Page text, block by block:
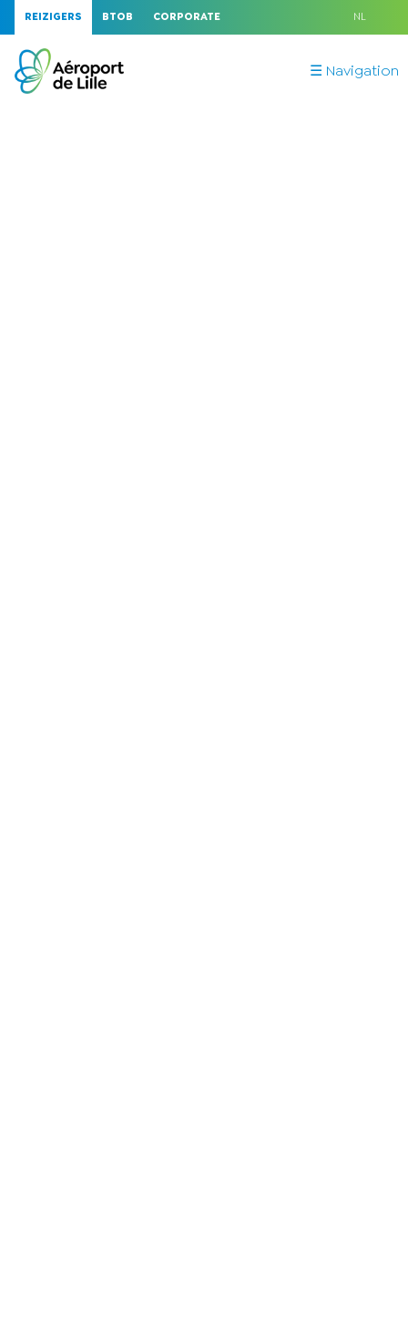
REIZIGERS BTOB CORPORATE NL
☰ Navigation